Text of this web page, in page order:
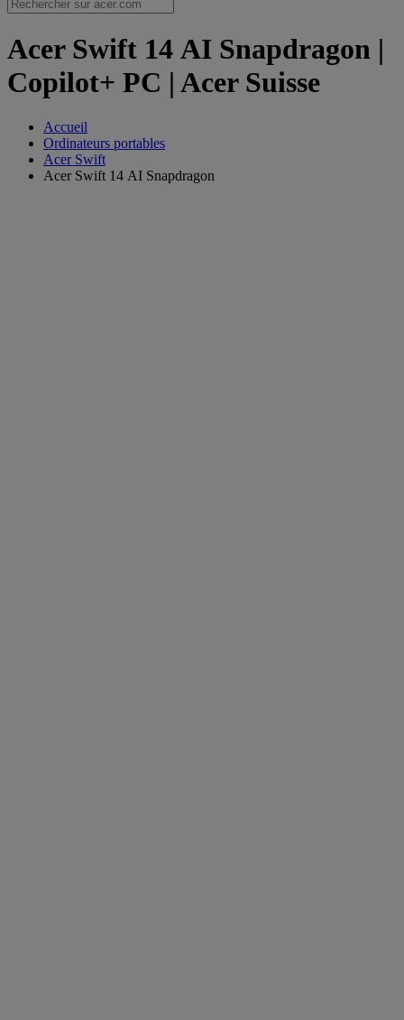
Acer Swift 14 AI Snapdragon |
Copilot+ PC | Acer Suisse
Accueil
Ordinateurs portables
Acer Swift
Acer Swift 14 AI Snapdragon